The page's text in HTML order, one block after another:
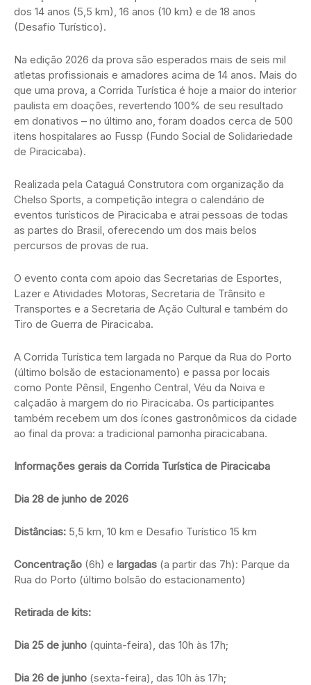
dos 14 anos (5,5 km), 16 anos (10 km) e de 18 anos
(Desafio Turístico).
Na edição 2026 da prova são esperados mais de seis mil
atletas profissionais e amadores acima de 14 anos. Mais do
que uma prova, a Corrida Turística é hoje a maior do interior
paulista em doações, revertendo 100% de seu resultado
em donativos – no último ano, foram doados cerca de 500
itens hospitalares ao Fussp (Fundo Social de Solidariedade
de Piracicaba).
Realizada pela Cataguá Construtora com organização da
Chelso Sports, a competição integra o calendário de
eventos turísticos de Piracicaba e atrai pessoas de todas
as partes do Brasil, oferecendo um dos mais belos
percursos de provas de rua.
O evento conta com apoio das Secretarias de Esportes,
Lazer e Atividades Motoras, Secretaria de Trânsito e
Transportes e a Secretaria de Ação Cultural e também do
Tiro de Guerra de Piracicaba.
A Corrida Turística tem largada no Parque da Rua do Porto
(último bolsão de estacionamento) e passa por locais
como Ponte Pênsil, Engenho Central, Véu da Noiva e
calçadão à margem do rio Piracicaba. Os participantes
também recebem um dos ícones gastronômicos da cidade
ao final da prova: a tradicional pamonha piracicabana.
Informações gerais da Corrida Turística de Piracicaba
Dia 28 de junho de 2026
Distâncias: 5,5 km, 10 km e Desafio Turístico 15 km
Concentração (6h) e largadas (a partir das 7h): Parque da
Rua do Porto (último bolsão do estacionamento)
Retirada de kits:
Dia 25 de junho (quinta-feira), das 10h às 17h;
Dia 26 de junho (sexta-feira), das 10h às 17h;